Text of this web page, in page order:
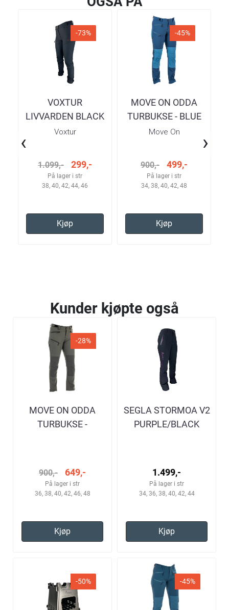
-73%
VOXTUR
LIVVARDEN BLACK
TURBUKSE DAME
Voxtur
1.099,- 299,-
På lager i str
38, 40, 42, 44, 46
Kjøp
-45%
MOVE ON ODDA
TURBUKSE - BLUE
TEAL ASHES DAME
Move On
900,- 499,-
På lager i str
34, 38, 40, 42, 48
Kjøp
‹ ›
Kunder kjøpte også
-28%
MOVE ON ODDA
TURBUKSE -
900,- 649,-
På lager i str
36, 38, 40, 42, 46, 48
Kjøp
SEGLA STORMOA V2
PURPLE/BLACK
1.499,-
På lager i str
34, 36, 38, 40, 42, 44
Kjøp
-50% -45%